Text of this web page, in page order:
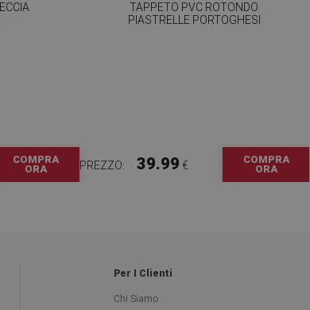
COMPRA
ORA
TAPPETO PVC ROTONDO
PIASTRELLE PORTOGHESI
PREZZO: 39.99 €
COMPRA
ORA
Per I Clienti
Chi Siamo